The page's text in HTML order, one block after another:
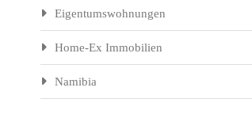
Eigentumswohnungen
Home-Ex Immobilien
Namibia